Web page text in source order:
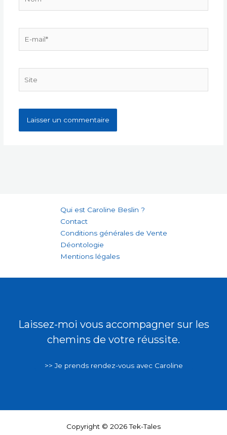
Qui est Caroline Beslin ?
Contact
Conditions générales de Vente
Déontologie
Mentions légales
Laissez-moi vous accompagner sur les
chemins de votre réussite.
>> Je prends rendez-vous avec Caroline
Copyright © 2026 Tek-Tales